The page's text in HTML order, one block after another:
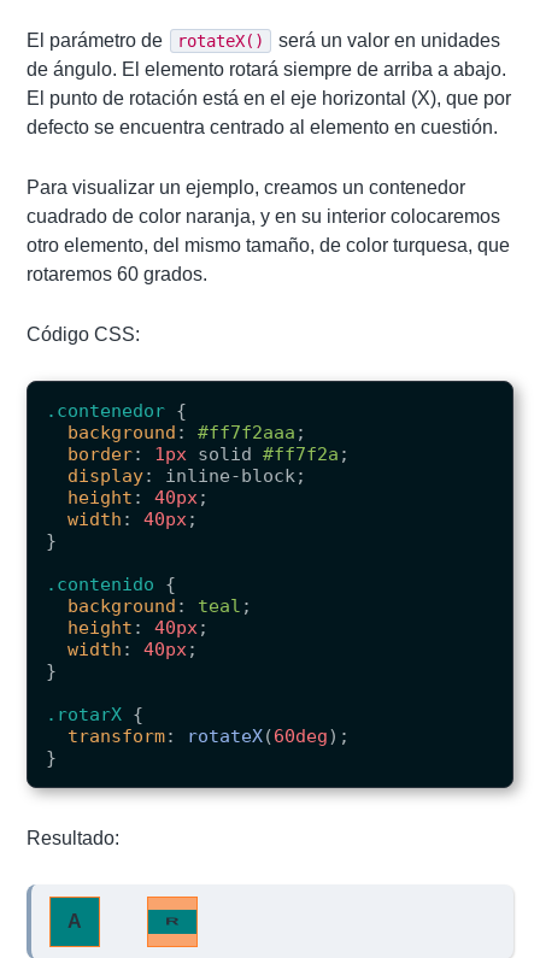
El parámetro de rotateX()
será un valor en unidades
de ángulo. El elemento rotará siempre de arriba a abajo.
El punto de rotación está en el eje horizontal (X), que por
defecto se encuentra centrado al elemento en cuestión.
Para visualizar un ejemplo, creamos un contenedor
cuadrado de color naranja, y en su interior colocaremos
otro elemento, del mismo tamaño, de color turquesa, que
rotaremos 60 grados.
Código CSS:
.contenedor {
background : #ff7f2aaa ;
border: 1px solid #ff7f2a ;
display: inline-block;
height : 40px;
width : 40px;
}
.contenido
{
background : teal ;
height : 40px;
width : 40px;
}
.rotarX {
transform: rotateX(60deg);
}
Resultado:
A R